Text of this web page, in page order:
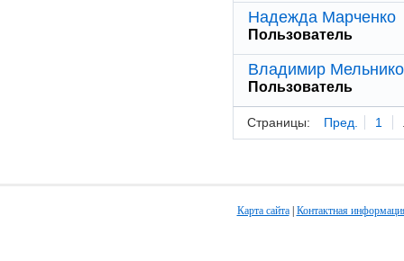
Надежда Марченко
Пользователь
Владимир
Пользователь
Страницы: Пред. 1
Карта сайта| Контактная